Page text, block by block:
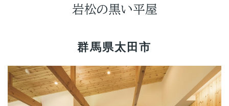
岩松の黒い平屋
群馬県太田市